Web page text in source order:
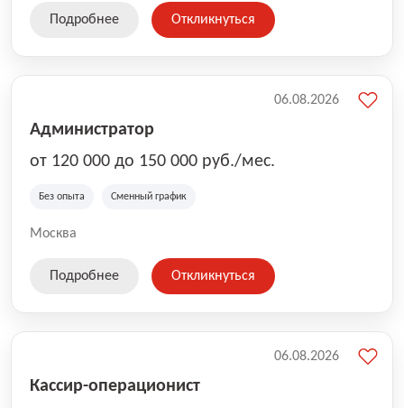
Подробнее Откликнуться
Администратор
от 120 000 до 150 000 руб./мес.
Без опыта Сменный график
Москва
06.08.2026
Подробнее Откликнуться
Кассир-операционист
06.08.2026